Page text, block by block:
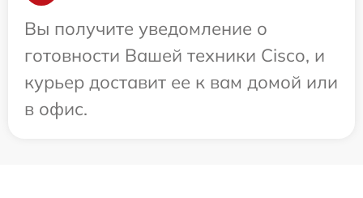
Вы получите уведомление о
готовности Вашей техники Cisco, и
курьер доставит ее к вам домой или
в офис.